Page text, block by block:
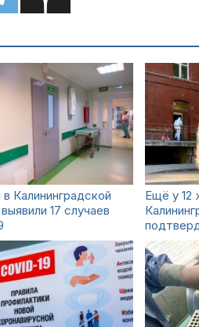
в Калининградской
17 случаев
Ещё у 12